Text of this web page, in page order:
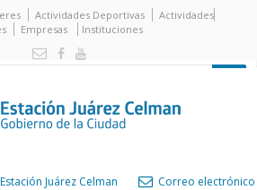
Actividades Deportivas
Actividades
Empresas Instituciones
Juárez Celman
Correo electrónico